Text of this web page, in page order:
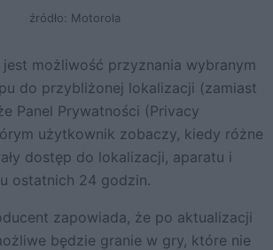
źródło: Motorola
jest możliwość przyznania wybranym
do przybliżonej lokalizacji (zamiast
Panel Prywatności (Privacy
użytkownik zobaczy, kiedy różne
dostęp do lokalizacji, aparatu i
ostatnich 24 godzin.
zapowiada, że po aktualizacji
będzie granie w gry, które nie